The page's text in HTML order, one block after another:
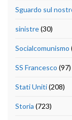
Sguardo sul
sinistre(30)
Socialcomunismo
SS Francesco (97)
Stati Uniti(208)
Storia (723)